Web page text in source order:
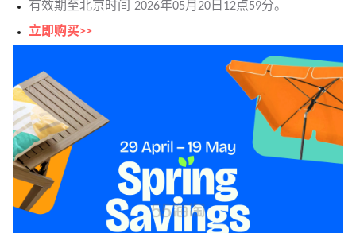
有效期至北京时间 2026年05月20日12点59分。
立即购买>>